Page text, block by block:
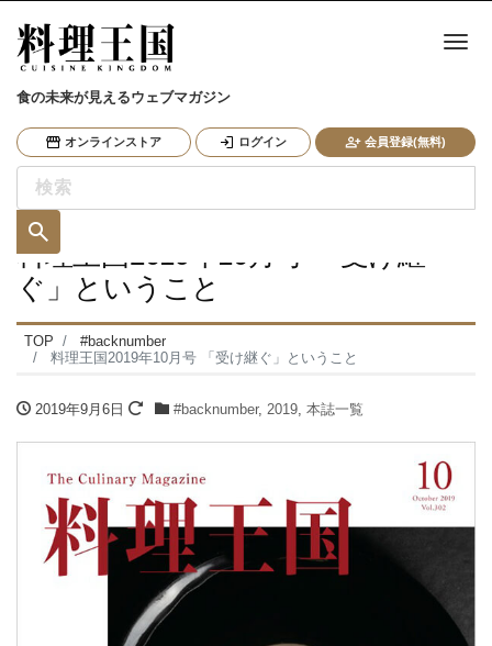
食の未来が見えるウェブマガジン
オンラインストア ログイン 会員登録(無料)
ナ
料理王国2019年10月号 「受け継
ぐ」ということ
TOP
#backnumber
料理王国2019年10月号 「受け継ぐ」ということ
2019年9月6日 #backnumber, 2019, 本誌一覧